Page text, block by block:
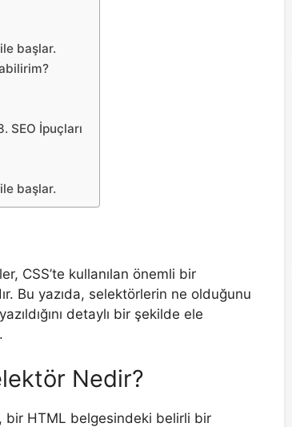
başlar.
İpuçları
başlar.
CSS’te kullanılan önemli bir
Bu yazıda, selektörlerin ne olduğunu
detaylı bir şekilde ele
Nedir?
bir HTML belgesindeki belirli bir